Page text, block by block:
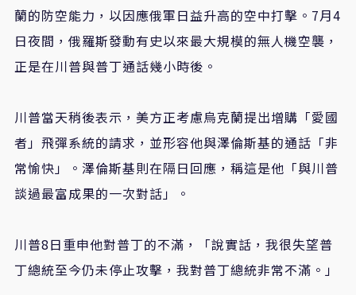
蘭的防空能力，以因應俄軍日益升高的空中打擊。7月4
日夜間，俄羅斯發動有史以來最大規模的無人機空襲，
正是在川普與普丁通話幾小時後。
川普當天稍後表示，美方正考慮烏克蘭提出增購「愛國
者」飛彈系統的請求，並形容他與澤倫斯基的通話「非
常愉快」。澤倫斯基則在隔日回應，稱這是他「與川普
談過最富成果的一次對話」。
川普8日重申他對普丁的不滿，「說實話，我很失望普
丁總統至今仍未停止攻擊，我對普丁總統非常不滿。」